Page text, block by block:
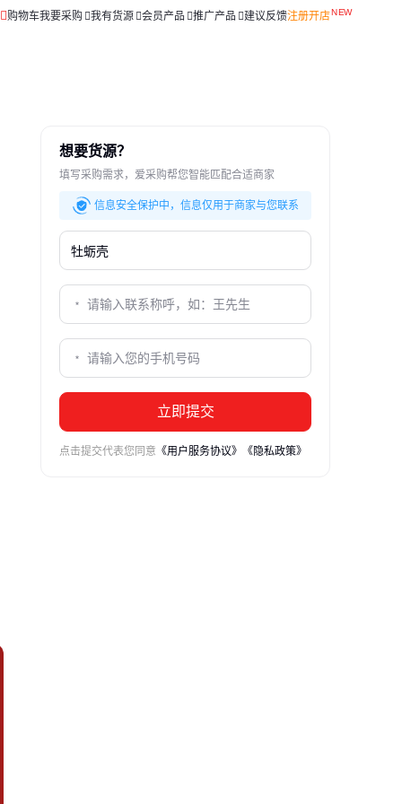
购物车我要采购 我有货源 会员产品 推广产品 建议反馈注册开店
想要货源？
填写采购需求，爱采购帮您智能匹配合适商家
信息安全保护中，信息仅用于商家与您联系
立即提交
点击提交代表您同意 《用户服务协议》 《隐私政策》